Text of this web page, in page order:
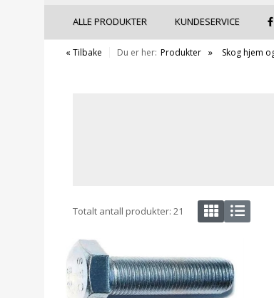
ALLE PRODUKTER KUNDESERVICE
« Tilbake Du er her: Produkter Skog hjem
Totalt antall produkter: 21